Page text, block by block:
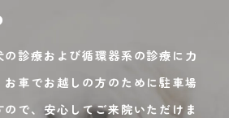
の診療および循環器系の診療に力
車でお越しの方のために駐車場
で、安心してご来院いただけま